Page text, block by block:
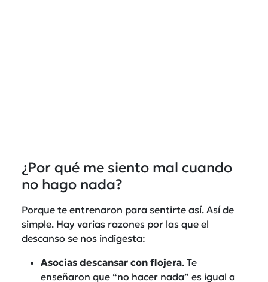
¿Por qué me siento mal cuando
no hago nada?
Porque te entrenaron para sentirte así. Así de
simple. Hay varias razones por las que el
descanso se nos indigesta:
Asocias descansar con flojera. Te
enseñaron que “no hacer nada” es igual a